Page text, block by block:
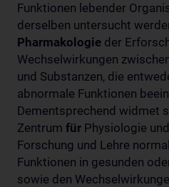
Funktionen lebender
derselben untersucht
Pharmakologie der
Wechselwirkungen
und Substanzen, die
abnormale Funktionen
Dementsprechend widmet
Zentrum für Physiologie und
Forschung und Lehre
Funktionen in gesunden
sowie den